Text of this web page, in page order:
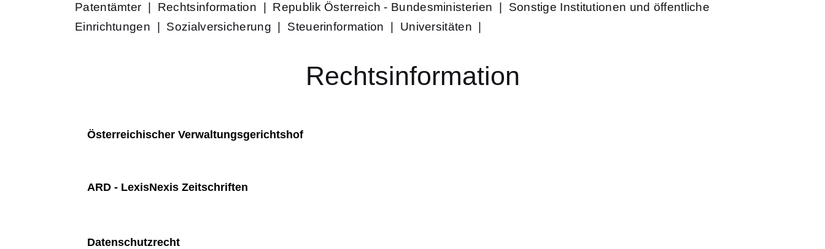
Patentämter
Rechtsinformation Republik Österreich - Bundesministerien
Sonstige Institutionen und öffentliche
Einrichtungen
Sozialversicherung Steuerinformation Universitäten
Rechtsinformation
Österreichischer Verwaltungsgerichtshof
ARD - LexisNexis Zeitschriften
Datenschutzrecht